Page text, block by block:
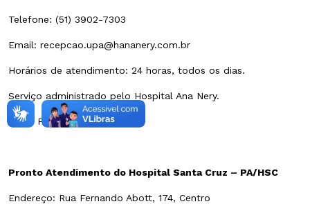
Telefone: (51) 3902-7303
Email: recepcao.upa@hananery.com.br
Horários de atendimento: 24 horas, todos os dias.
Serviço administrado pelo Hospital Ana Nery.
Ver Foto e Mapa
Pronto Atendimento do Hospital Santa Cruz – PA/HSC
Endereço: Rua Fernando Abott, 174, Centro